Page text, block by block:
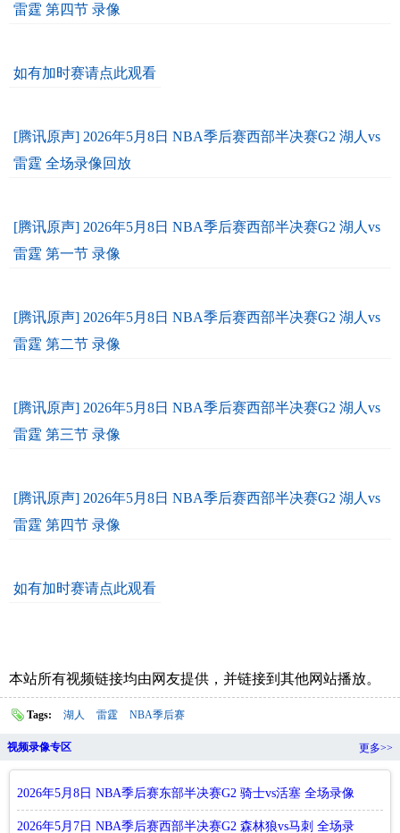
雷霆 第四节 录像
如有加时赛请点此观看
[腾讯原声] 2026年5月8日 NBA季后赛西部半决赛G2 湖人vs
雷霆 全场录像回放
[腾讯原声] 2026年5月8日 NBA季后赛西部半决赛G2 湖人vs
雷霆 第一节 录像
[腾讯原声] 2026年5月8日 NBA季后赛西部半决赛G2 湖人vs
雷霆 第二节 录像
[腾讯原声] 2026年5月8日 NBA季后赛西部半决赛G2 湖人vs
雷霆 第三节 录像
[腾讯原声] 2026年5月8日 NBA季后赛西部半决赛G2 湖人vs
雷霆 第四节 录像
如有加时赛请点此观看
本站所有视频链接均由网友提供，并链接到其他网站播放。
Tags: 湖人 雷霆 NBA季后赛
视频录像专区 更多>>
2026年5月8日 NBA季后赛东部半决赛G2 骑士vs活塞 全场录像
回放
2026年5月7日 NBA季后赛西部半决赛G2 森林狼vs马刺 全场录